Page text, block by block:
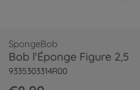
SpongeBob
Bob l'Éponge Figure 2,5
9335303314R00